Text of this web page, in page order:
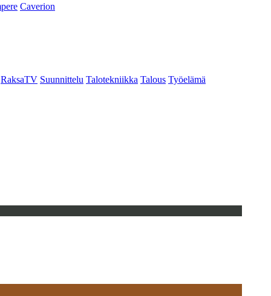
Caverion
RaksaTV Suunnittelu Talotekniikka Talous Työelämä